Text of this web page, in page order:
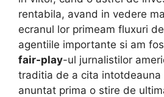
rentabila, avand in vedere
ecranul lor primeam fluxuri
agentiile importante si am
fair-play-ul jurnalistilor
traditia de a cita intotdeauna
anuntat prima o stire de